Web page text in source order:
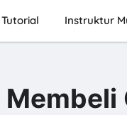
Tutorial Instruktur